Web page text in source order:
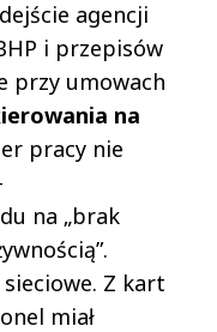
agencji
i przepisów
przy umowach
na
pracy nie
na „brak
Z kart
miał